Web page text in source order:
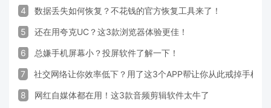
4 数据丢失如何恢复？不花钱的官方恢复工具来了！
5 还在用夸克UC？这3款浏览器体验更佳！
6 总嫌手机屏幕小？投屏软件了解一下！
7 社交网络让你效率低下？用了这3个APP帮让你从此戒掉手机！
8 网红自媒体都在用！这3款音频剪辑软件太牛了